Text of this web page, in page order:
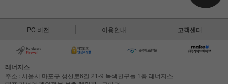
PC 버전 이용안내 고객센터
레너지스
주소 : 서울시 마포구 성산로6길 21-9 녹색친구들 1층 레너지스